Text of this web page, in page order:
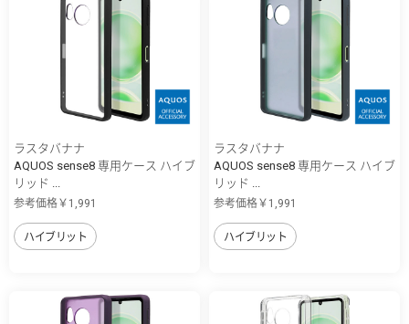
ラスタバナナ
AQUOS sense8 専用ケース ハイブ
リッド ...
参考価格￥1,991
ハイブリット
ラスタバナナ
AQUOS sense8 専用ケース ハイブ
リッド ...
参考価格￥1,991
ハイブリット